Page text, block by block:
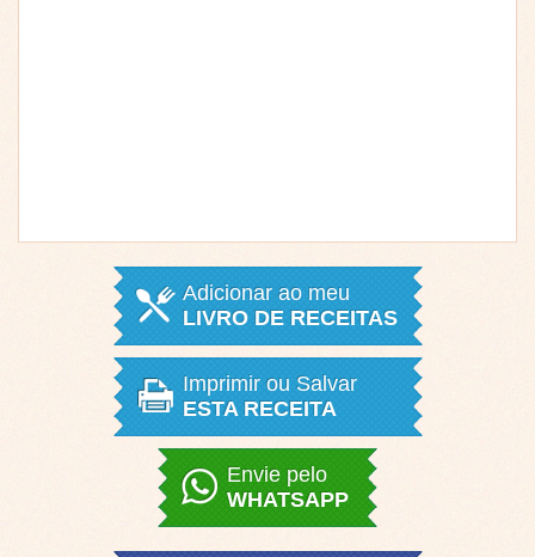
Adicionar ao meu
LIVRO DE RECEITAS
Imprimir ou Salvar
ESTA RECEITA
Envie pelo
WHATSAPP